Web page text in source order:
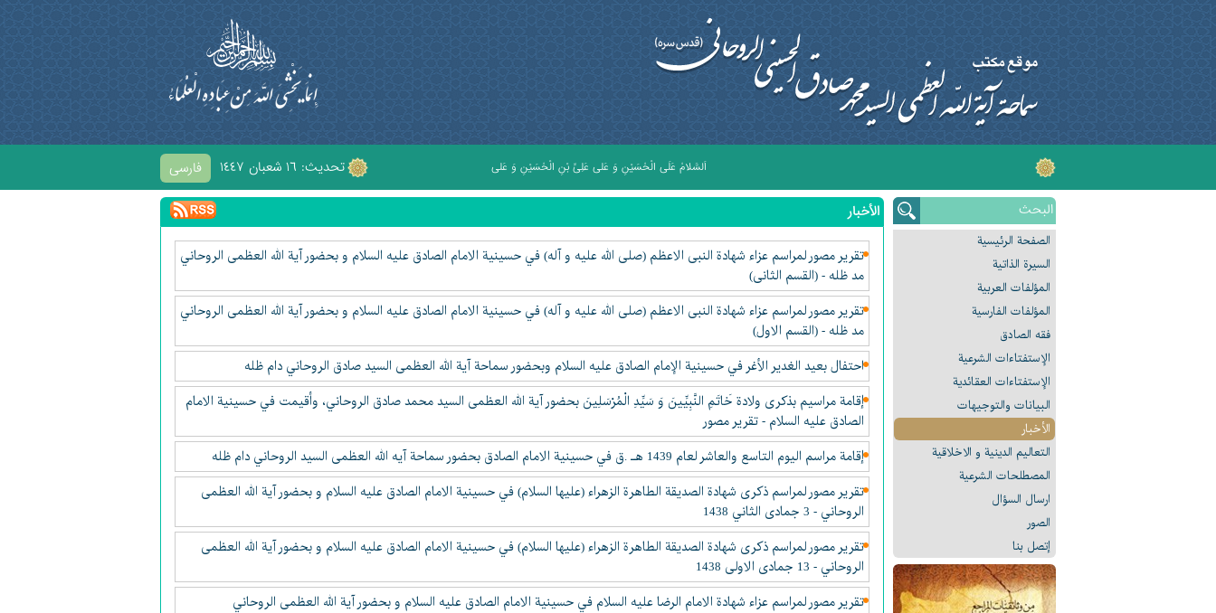
فارسی تحديث: ١٦ شعبان ١٤٤٧ اَلسَّلامُ عَلَى الْحُسَيْنِ وَ عَلى عَلِىِّ بْنِ الْحُسَيْنِ وَ عَلى اَوْلادِ الْحُسَيْنِ وَ عَلى اَصْحابِ الْحُسَيْنِ
الصفحة الرئیسیة
السیرة الذاتیة
المؤلفات العربیة
المؤلفات الفارسیة
فقه الصادق
الإستفتاءات الشرعیة
الإستفتاءات العقائدیة
البیانات والتوجيهات
الأخبار
التعالیم الدینیة و الاخلاقیة
المصطلحات الشرعیة
ارسال السؤال
الصور
إتصل بنا
الأخبار
تقرير مصور لمراسم عزاء شهادة النبی الاعظم (صلی الله علیه و آله) في حسينیة الامام الصادق عليه السلام و بحضور آية الله العظمى الروحاني
مد ظله - (القسم الثانی)
تقرير مصور لمراسم عزاء شهادة النبی الاعظم (صلی الله علیه و آله) في حسينیة الامام الصادق عليه السلام و بحضور آية الله العظمى الروحاني
مد ظله - (القسم الاول)
احتفال بعيد الغدير الأغر في حسينية الإمام الصادق عليه السلام وبحضور سماحة آية الله العظمى السيد صادق الروحاني دام ظله
إقامة مراسيم بذكرى ولادة خَاتَمِ النَّبِيِّينَ وَ سَيِّدِ الْمُرْسَلِينَ بحضور آية الله العظمى السيد محمد صادق الروحاني، وأقيمت في حسينية الامام
الصادق عليه السلام - تقرير مصور
إقامة مراسم اليوم التاسع والعاشر لعام 1439 هـ .ق في حسينية الامام الصادق بحضور سماحة آیه الله العظمی السید الروحاني دام ظله
تقرير مصور لمراسم ذکری شهادة الصديقة الطاهرة الزهراء (عليها السلام) في حسينیة الامام الصادق عليه السلام و بحضور آية الله العظمى
الروحاني - 3 جمادی الثاني 1438
تقرير مصور لمراسم ذکری شهادة الصديقة الطاهرة الزهراء (عليها السلام) في حسينیة الامام الصادق عليه السلام و بحضور آية الله العظمى
الروحاني - 13 جمادی الاولی 1438
تقرير مصور لمراسم عزاء شهادة الامام الرضا عليه السلام في حسينیة الامام الصادق عليه السلام و بحضور آية الله العظمى الروحاني